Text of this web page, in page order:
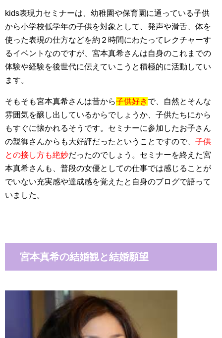
kids表現力セミナーは、幼稚園や保育園に通っている子供
から小学校低学年の子供を対象として、発声や滑舌、体を
使った表現の仕方などを約２時間にわたってレクチャーす
るイベントなのですが、宮本真希さんは自身のこれまでの
体験や経験を後世代に伝えていこうと積極的に活動してい
ます。
そもそも宮本真希さんは昔から子供好き で、自然とそんな
雰囲気を醸し出しているからでしょうか、子供たちにから
もすぐに懐かれるそうです。セミナーに参加したお子さん
の親御さんからも大好評だったということですので、 子供
との接し方も絶妙だったのでしょう。セミナーを終えた宮
本真希さんも、普段の女優としての仕事では感じることが
でいない充実感や達成感を覚えたと自身のブログで語って
いました。
宮本真希の結婚観と結婚願望